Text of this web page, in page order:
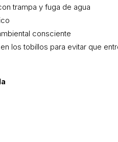
trampa y fuga de agua
consciente
los tobillos para evitar que